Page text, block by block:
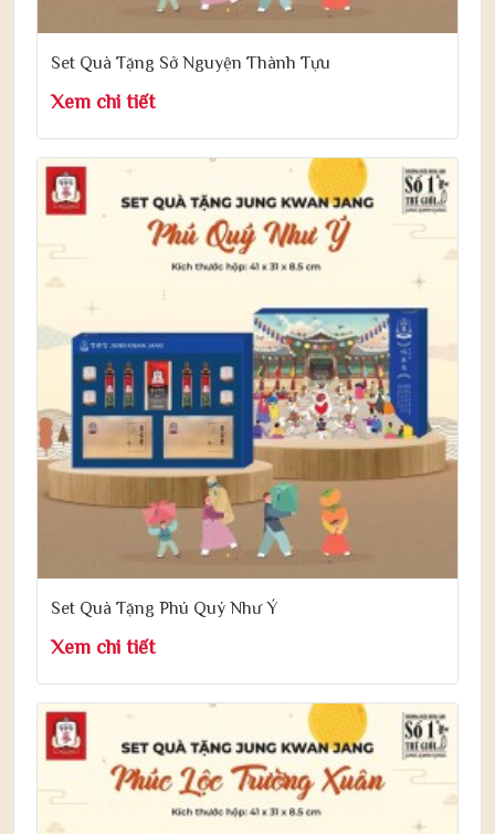
Set Quà Tặng Sở Nguyện Thành Tựu
Xem chi tiết
Set Quà Tặng Phú Quý Như Ý
Xem chi tiết